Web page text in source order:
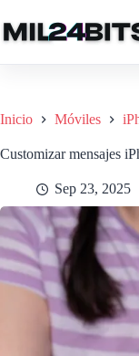
al
contenido
Inicio Móviles
Customizar mensajes
Sep 23, 2025